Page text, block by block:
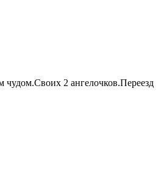
чудом.Своих 2 ангелочков.Переезд